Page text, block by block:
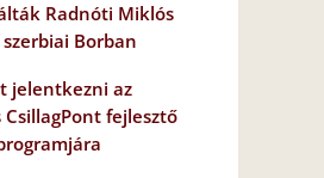
Radnóti Miklós
Borban
jelentkezni az
CsillagPont fejlesztő